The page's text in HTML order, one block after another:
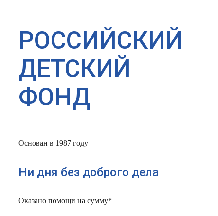
РОССИЙСКИЙ
ДЕТСКИЙ
ФОНД
Основан в 1987 году
Ни дня без доброго дела
Оказано помощи на сумму*